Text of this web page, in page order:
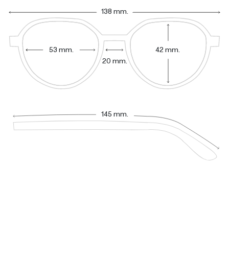
20 mm.
53 mm. 42 mm.
138 mm.
145 mm.